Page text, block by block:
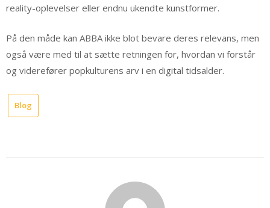
reality-oplevelser eller endnu ukendte kunstformer.
På den måde kan ABBA ikke blot bevare deres relevans, men
også være med til at sætte retningen for, hvordan vi forstår
og viderefører popkulturens arv i en digital tidsalder.
Blog